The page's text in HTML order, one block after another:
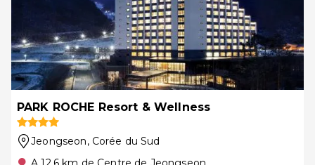
PARK ROCHE Resort & Wellness
Jeongseon, Corée du Sud